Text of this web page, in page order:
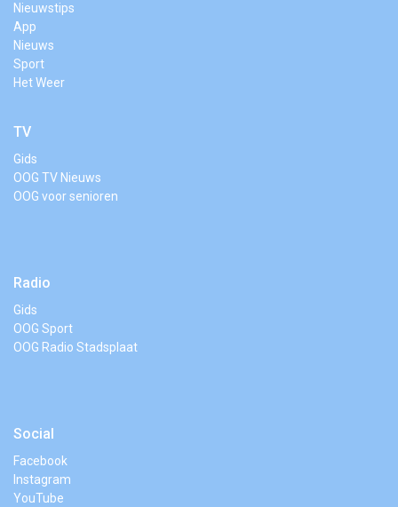
Nieuwstips
App
Nieuws
Sport
Het Weer
TV
Gids
OOG TV Nieuws
OOG voor senioren
Radio
Gids
OOG Sport
OOG Radio Stadsplaat
Social
Facebook
Instagram
YouTube